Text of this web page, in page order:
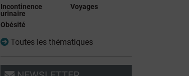
Incontinence
urinaire
Obésité
Voyages
Toutes les thématiques